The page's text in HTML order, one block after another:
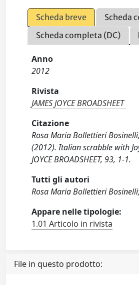
Scheda breve
Scheda
Scheda completa (DC)
Anno
2012
Rivista
JAMES JOYCE BROADSHEET
Citazione
Rosa Maria Bollettieri
(2012). Italian scrabble with
JOYCE BROADSHEET, 93, 1-1.
Tutti gli autori
Rosa Maria Bollettieri
Appare nelle tipologie:
1.01 Articolo in rivista
File in questo prodotto: